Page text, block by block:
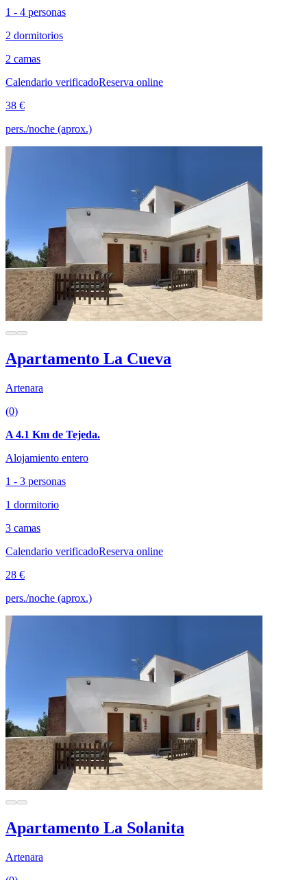
1 - 4 personas
2 dormitorios
2 camas
Calendario verificadoReserva online
38 €
pers./noche (aprox.)
Apartamento La Cueva
Artenara
(0)
A 4.1 Km de Tejeda.
Alojamiento entero
1 - 3 personas
1 dormitorio
3 camas
Calendario verificadoReserva online
28 €
pers./noche (aprox.)
Apartamento La Solanita
Artenara